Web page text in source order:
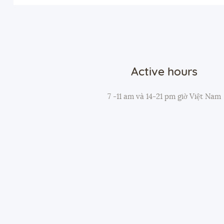
Active hours
7 -11 am và 14-21 pm giờ Việt Nam